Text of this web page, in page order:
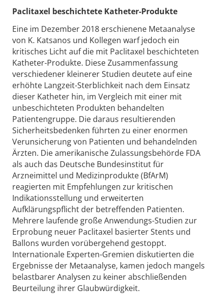
Paclitaxel beschichtete Katheter-Produkte
Eine im Dezember 2018 erschienene Metaanalyse
von K. Katsanos und Kollegen warf jedoch ein
kritisches Licht auf die mit Paclitaxel beschichteten
Katheter-Produkte. Diese Zusammenfassung
verschiedener kleinerer Studien deutete auf eine
erhöhte Langzeit-Sterblichkeit nach dem Einsatz
dieser Katheter hin, im Vergleich mit einer mit
unbeschichteten Produkten behandelten
Patientengruppe. Die daraus resultierenden
Sicherheitsbedenken führten zu einer enormen
Verunsicherung von Patienten und behandelnden
Ärzten. Die amerikanische Zulassungsbehörde FDA
als auch das Deutsche Bundesinstitut für
Arzneimittel und Medizinprodukte (BfArM)
reagierten mit Empfehlungen zur kritischen
Indikationsstellung und erweiterten
Aufklärungspflicht der betreffenden Patienten.
Mehrere laufende große Anwendungs-Studien zur
Erprobung neuer Paclitaxel basierter Stents und
Ballons wurden vorübergehend gestoppt.
Internationale Experten-Gremien diskutierten die
Ergebnisse der Metaanalyse, kamen jedoch mangels
belastbarer Analysen zu keiner abschließenden
Beurteilung ihrer Glaubwürdigkeit.